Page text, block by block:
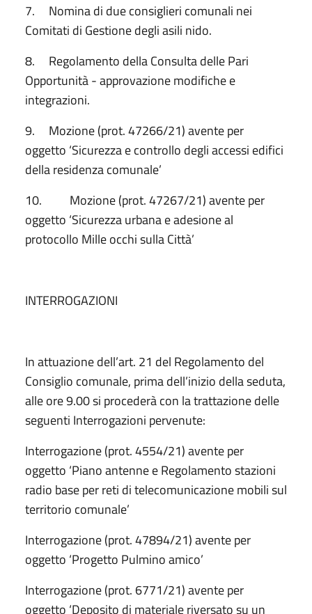
7. Nomina di due consiglieri comunali nei
Comitati di Gestione degli asili nido.
8. Regolamento della Consulta delle Pari
Opportunità - approvazione modifiche e
integrazioni.
9. Mozione (prot. 47266/21) avente per
oggetto ‘Sicurezza e controllo degli accessi edifici
della residenza comunale’
10. Mozione (prot. 47267/21) avente per
oggetto ‘Sicurezza urbana e adesione al
protocollo Mille occhi sulla Città’
INTERROGAZIONI
In attuazione dell’art. 21 del Regolamento del
Consiglio comunale, prima dell’inizio della seduta,
alle ore 9.00 si procederà con la trattazione delle
seguenti Interrogazioni pervenute:
Interrogazione (prot. 4554/21) avente per
oggetto ‘Piano antenne e Regolamento stazioni
radio base per reti di telecomunicazione mobili sul
territorio comunale’
Interrogazione (prot. 47894/21) avente per
oggetto ‘Progetto Pulmino amico’
Interrogazione (prot. 6771/21) avente per
oggetto ‘Deposito di materiale riversato su un